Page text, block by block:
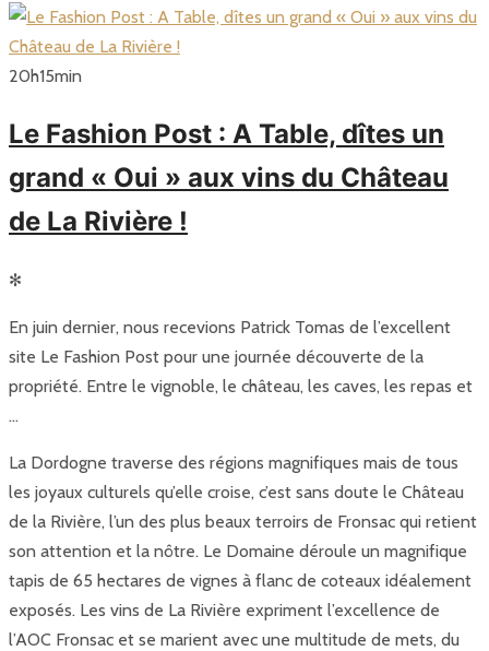
20h15min
Le Fashion Post : A Table, dîtes un
grand « Oui » aux vins du Château
de La Rivière !
✻
En juin dernier, nous recevions Patrick Tomas de l’excellent
site Le Fashion Post pour une journée découverte de la
propriété. Entre le vignoble, le château, les caves, les repas et
…
La Dordogne traverse des régions magnifiques mais de tous
les joyaux culturels qu’elle croise, c’est sans doute le Château
de la Rivière, l’un des plus beaux terroirs de Fronsac qui retient
son attention et la nôtre. Le Domaine déroule un magnifique
tapis de 65 hectares de vignes à flanc de coteaux idéalement
exposés. Les vins de La Rivière expriment l’excellence de
l’AOC Fronsac et se marient avec une multitude de mets, du